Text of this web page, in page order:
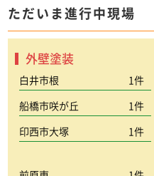
ただいま進行中現場
外壁塗装
白井市根 1件
船橋市咲が丘 1件
印西市大塚 1件